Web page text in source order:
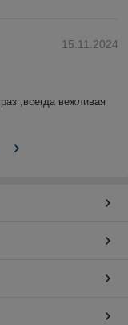
15.11.2024
,всегда вежливая